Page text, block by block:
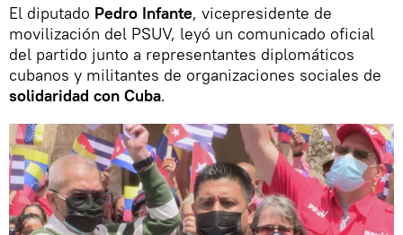
El diputado Pedro Infante, vicepresidente de
movilización del PSUV, leyó un comunicado oficial
del partido junto a representantes diplomáticos
cubanos y militantes de organizaciones sociales de
solidaridad con Cuba.